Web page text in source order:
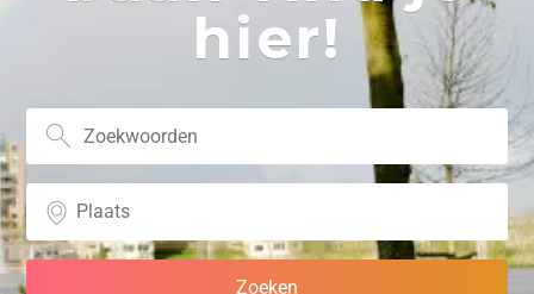
hier!